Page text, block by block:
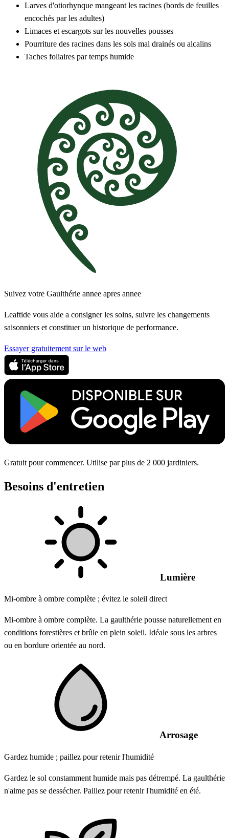
Larves d'otiorhynque mangeant les racines (bords de feuilles
encochés par les adultes)
Limaces et escargots sur les nouvelles pousses
Pourriture des racines dans les sols mal drainés ou alcalins
Taches foliaires par temps humide
Suivez votre Gaulthérie annee apres annee
Leaftide vous aide a consigner les soins, suivre les changements
saisonniers et constituer un historique de performance.
Essayer gratuitement sur le web
Gratuit pour commencer. Utilise par plus de 2 000 jardiniers.
Besoins d'entretien
Lumière
Mi-ombre à ombre complète ; évitez le soleil direct
Mi-ombre à ombre complète. La gaulthérie pousse naturellement en
conditions forestières et brûle en plein soleil. Idéale sous les arbres
ou en bordure orientée au nord.
Arrosage
Gardez humide ; paillez pour retenir l'humidité
Gardez le sol constamment humide mais pas détrempé. La gaulthérie
n'aime pas se dessécher. Paillez pour retenir l'humidité en été.